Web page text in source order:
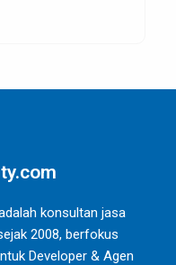
konsultan jasa
2008, berfokus
Developer & Agen